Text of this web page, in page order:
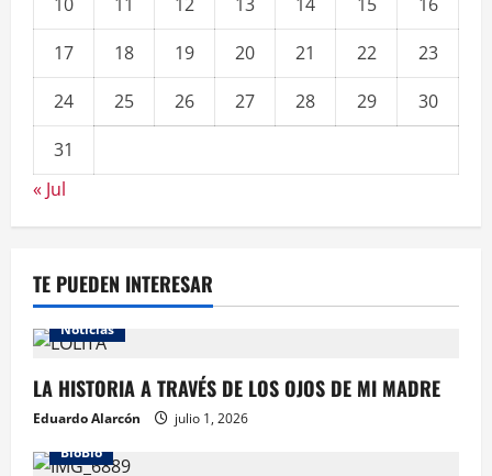
17
18 19 20 21 22
23
24
25 26 27 28 29
30
31
« Jul
TE PUEDEN INTERESAR
Noticias
LA HISTORIA A TRAVÉS DE LOS OJOS DE MI MADRE
Eduardo Alarcón
julio 1, 2026
BioBio